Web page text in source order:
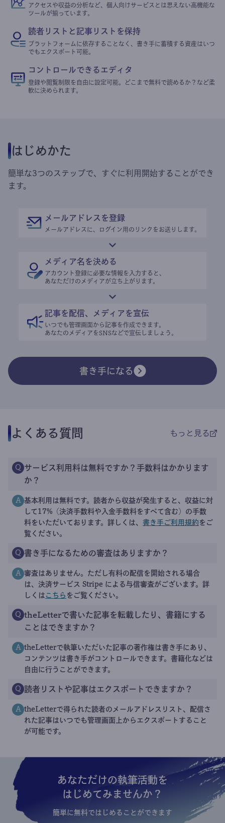
アクセスや収益の分析など、個人向けサービスとは思えない高機能な
ツールが揃っています。
読者リストと記事リストを保持
プラットフォームに依存することなく、書き手に蓄積する資産はいつ
でもエクスポート可能。
コントロールできるエディタ
登録や閲覧制限を自由に設定可能。どこまで無料で読めるか？など柔
軟に決められます。
はじめかた
簡単な3つのステップで、すぐに利用開始することができ
ます。
メールアドレスを登録
メールアドレスに、ログイン用のリンクをお送りします。
メディア名を決める
アカウント登録に必要な情報を入力すると、
あなただけのメディアが立ち上がります。
記事を配信、メディアを宣伝
いつでも管理画面から記事を作成できます。
あなたのメディアをSNSなどで宣伝しましょう。
書き手になる
よくある質問 もっと見る
Q サービス利用料は無料ですか？手数料はかかります
か？
A 基本利用は無料です。読者から収益が発生すると、収益に対
して17%（決済手数料や入金手数料をすべて含む）の手数
料をいただいております。詳しくは、 書き手ご利用規約 をご
覧ください。
Q 書き手になるための審査はありますか？
A 審査はありません。ただし有料の配信を開始される場合
は、決済サービス Stripe による与信審査がございます。詳
しくは こちら をご覧ください。
Q theLetterで書いた記事を転載したり、書籍にする
ことはできますか？
A theLetterで執筆いただいた記事の著作権は書き手にあり、
コンテンツは書き手がコントロールできます。書籍化などは
自由に行うことができます。
Q 読者リストや記事はエクスポートできますか？
A theLetterで得られた読者のメールアドレスリスト、配信さ
れた記事はいつでも管理画面上からエクスポートすること
が可能です。
あなただけの執筆活動を
はじめてみませんか？
簡単に無料ではじめることができます